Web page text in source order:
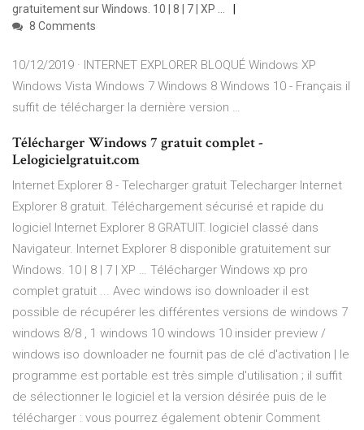
gratuitement sur Windows. 10 | 8 | 7 | XP …
8 Comments
10/12/2019 · INTERNET EXPLORER BLOQUÉ Windows XP
Windows Vista Windows 7 Windows 8 Windows 10 - Français il
suffit de télécharger la dernière version …
Télécharger Windows 7 gratuit complet -
Lelogicielgratuit.com
Internet Explorer 8 - Telecharger gratuit Telecharger Internet
Explorer 8 gratuit. Téléchargement sécurisé et rapide du
logiciel Internet Explorer 8 GRATUIT. logiciel classé dans
Navigateur. Internet Explorer 8 disponible gratuitement sur
Windows. 10 | 8 | 7 | XP … Télécharger Windows xp pro
complet gratuit ... Avec windows iso downloader il est
possible de récupérer les différentes versions de windows 7
windows 8/8 , 1 windows 10 windows 10 insider preview /
windows iso downloader ne fournit pas de clé d'activation | le
programme est portable est très simple d'utilisation ; il suffit
de sélectionner le logiciel et la version désirée puis de le
télécharger : vous pourrez également obtenir Comment